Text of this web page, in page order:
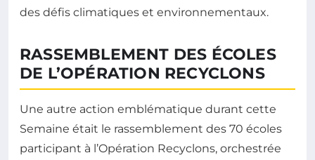
des défis climatiques et environnementaux.
RASSEMBLEMENT DES ÉCOLES
DE L’OPÉRATION RECYCLONS
Une autre action emblématique durant cette
Semaine était le rassemblement des 70 écoles
participant à l’Opération Recyclons, orchestrée